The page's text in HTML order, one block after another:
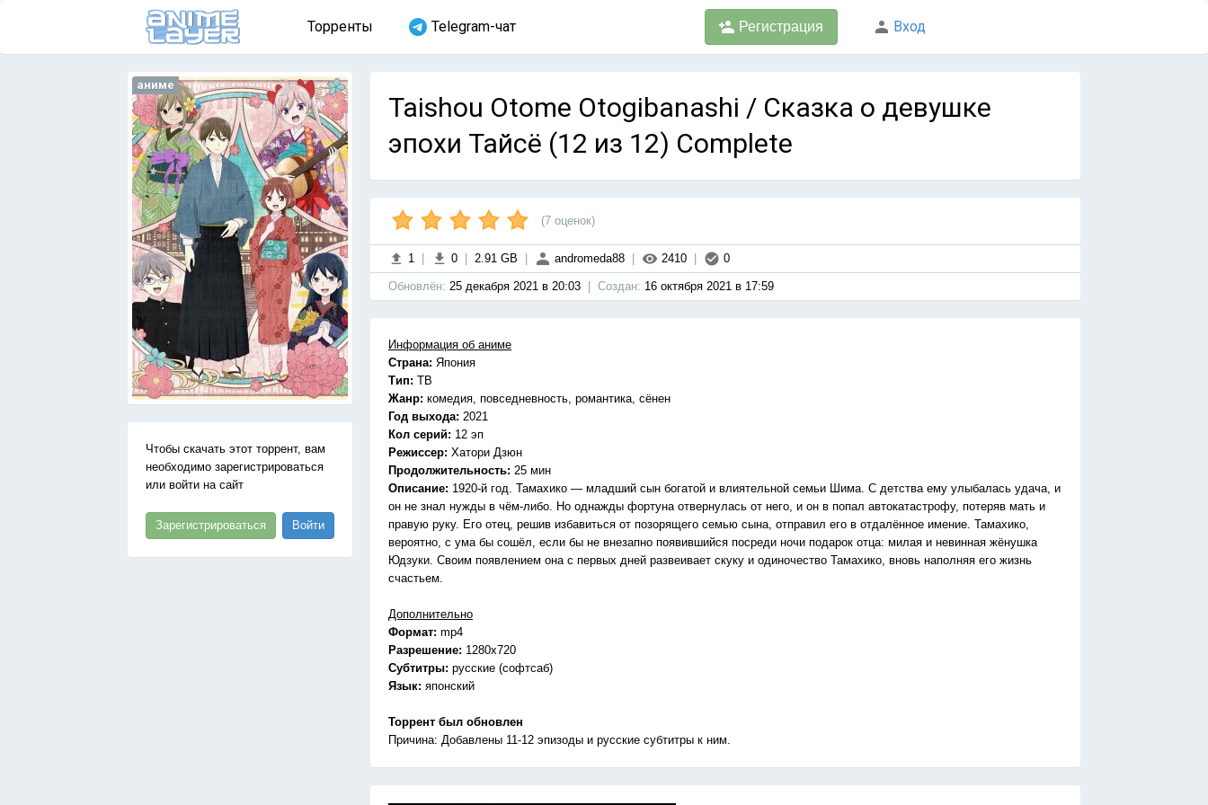
Торренты Telegram-чат Регистрация Вход
аниме
Чтобы скачать этот торрент, вам
необходимо зарегистрироваться
или войти на сайт
Зарегистрироваться Войти
Taishou Otome Otogibanashi / Сказка о девушке
эпохи Тайсё (12 из 12) Complete
(7 оценок)
1 0 2.91 GB andromeda88 2410 0
Обновлён: 25 декабря 2021 в 20:03 Cоздан: 16 октября 2021 в 17:59
Информация об аниме
Страна: Япония
Тип: ТВ
Жанр: комедия, повседневность, романтика, сёнен
Год выхода: 2021
Кол серий: 12 эп
Режиссер: Хатори Дзюн
Продолжительность: 25 мин
Описание: 1920-й год. Тамахико — младший сын богатой и влиятельной семьи Шима. С детства ему улыбалась удача, и
он не знал нужды в чём-либо. Но однажды фортуна отвернулась от него, и он в попал автокатастрофу, потеряв мать и
правую руку. Его отец, решив избавиться от позорящего семью сына, отправил его в отдалённое имение. Тамахико,
вероятно, с ума бы сошёл, если бы не внезапно появившийся посреди ночи подарок отца: милая и невинная жёнушка
Юдзуки. Своим появлением она с первых дней развеивает скуку и одиночество Тамахико, вновь наполняя его жизнь
счастьем.
Дополнительно
Формат: mp4
Разрешение: 1280x720
Субтитры: русские (софтсаб)
Язык: японский
Торрент был обновлен
Причина: Добавлены 11-12 эпизоды и русские субтитры к ним.